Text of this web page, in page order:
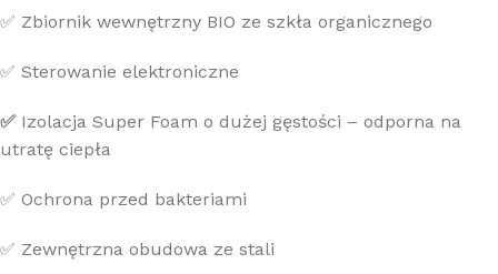
✅ Zbiornik wewnętrzny BIO ze szkła organicznego
✅ Sterowanie elektroniczne
✅ Izolacja Super Foam o dużej gęstości – odporna na
utratę ciepła
✅ Ochrona przed bakteriami
✅ Zewnętrzna obudowa ze stali